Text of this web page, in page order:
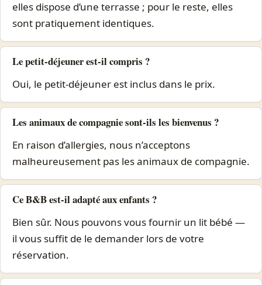
elles dispose d’une terrasse ; pour le reste, elles
sont pratiquement identiques.
Le petit-déjeuner est-il compris ?
Oui, le petit-déjeuner est inclus dans le prix.
Les animaux de compagnie sont-ils les bienvenus ?
En raison d’allergies, nous n’acceptons
malheureusement pas les animaux de compagnie.
Ce B&B est-il adapté aux enfants ?
Bien sûr. Nous pouvons vous fournir un lit bébé —
il vous suffit de le demander lors de votre
réservation.